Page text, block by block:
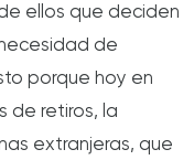
ellos que deciden
de
porque hoy en
de retiros, la
extranjeras, que